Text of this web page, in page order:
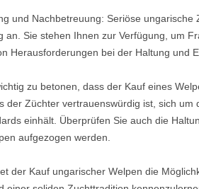
und Nachbetreuung: Seriöse ungarische
an. Sie stehen Ihnen zur Verfügung, um
Herausforderungen bei der Haltung und
zu betonen, dass der Kauf eines
der Züchter vertrauenswürdig ist, sich
einhält. Überprüfen Sie auch die
aufgezogen werden.
der Kauf ungarischer Welpen die